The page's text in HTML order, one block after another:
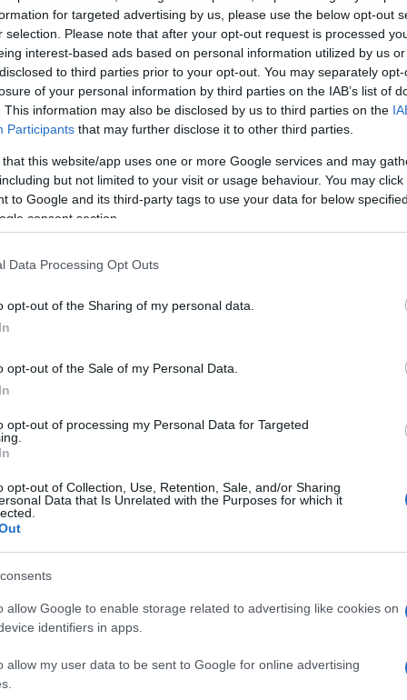
for targeted advertising by us, please use the below opt-out
selection. Please note that after your opt-out request is processed
interest-based ads based on personal information utilized by us
to third parties prior to your opt-out. You may separately
of your personal information by third parties on the IAB’s list of
This information may also be disclosed by us to third parties on the
Participants that may further disclose it to other third parties.
that this website/app uses one or more Google services and may
but not limited to your visit or usage behaviour. You may
to Google and its third-party tags to use your data for below
consent section.
Data Processing Opt Outs
opt-out of the Sharing of my personal data.
opt-out of the Sale of my Personal Data.
opt-out of processing my Personal Data for Targeted
opt-out of Collection, Use, Retention, Sale, and/or Sharing
Data that Is Unrelated with the Purposes for which it
allow Google to enable storage related to advertising like cookies on
identifiers in apps.
allow my user data to be sent to Google for online advertising
τοπικές βροχές και σποραδικές
3 με 4 μποφόρ και πρόσκαιρα τις μεσημβρινές
μεταβλητοί με την ίδια ένταση.
22 έως 33 βαθμούς Κελσίου.
που από τις μεσημβρινές ώρες θα αυξηθούν
βροχές και στη Μακεδονία καταιγίδες κατά
3 με 4 και πρόσκαιρα βόρειοι βορειοδυτικοί έως 5
19 έως 36 βαθμούς Κελσίου.
ΔΥΤΙΚΗ ΣΤΕΡΕΑ, ΔΥΤΙΚΗ
Τοπικές νεφώσεις στα ηπειρωτικά τις
με τοπικούς όμβρους στα ορεινά και πιθανόν
στην Ηπειρο.
4 με 6 και τοπικά στο βόρειο Ιόνιο 7 μποφόρ.
19 έως 36 βαθμούς Κελσίου.
Τοπικές νεφώσεις τις μεσημβρινές και
τοπικοί όμβροι και καταιγίδες στα βόρεια,